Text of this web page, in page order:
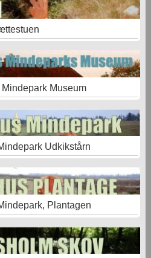
Museum
Udkikstårn
Plantagen